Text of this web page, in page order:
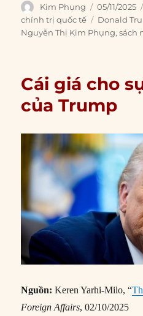
Author
Kim Phụng
Posted
on
05/11/2025
chính trị quốc tế
Tags
Donald
Nguyễn Thị Kim Phụng,sách
Cái giá cho
của Trump
Nguồn:Keren Yarhi-Milo, “
Foreign Affairs, 02/10/2025